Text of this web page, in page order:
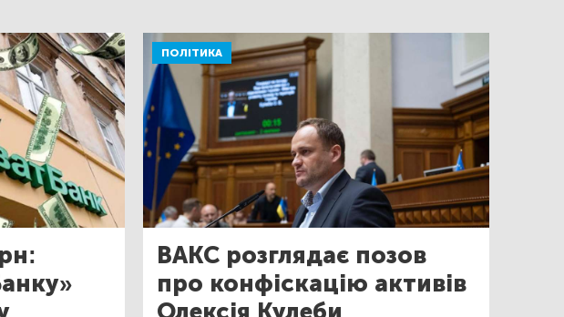
ПОЛІТИКА
ВАКС розглядає позов
про конфіскацію активів